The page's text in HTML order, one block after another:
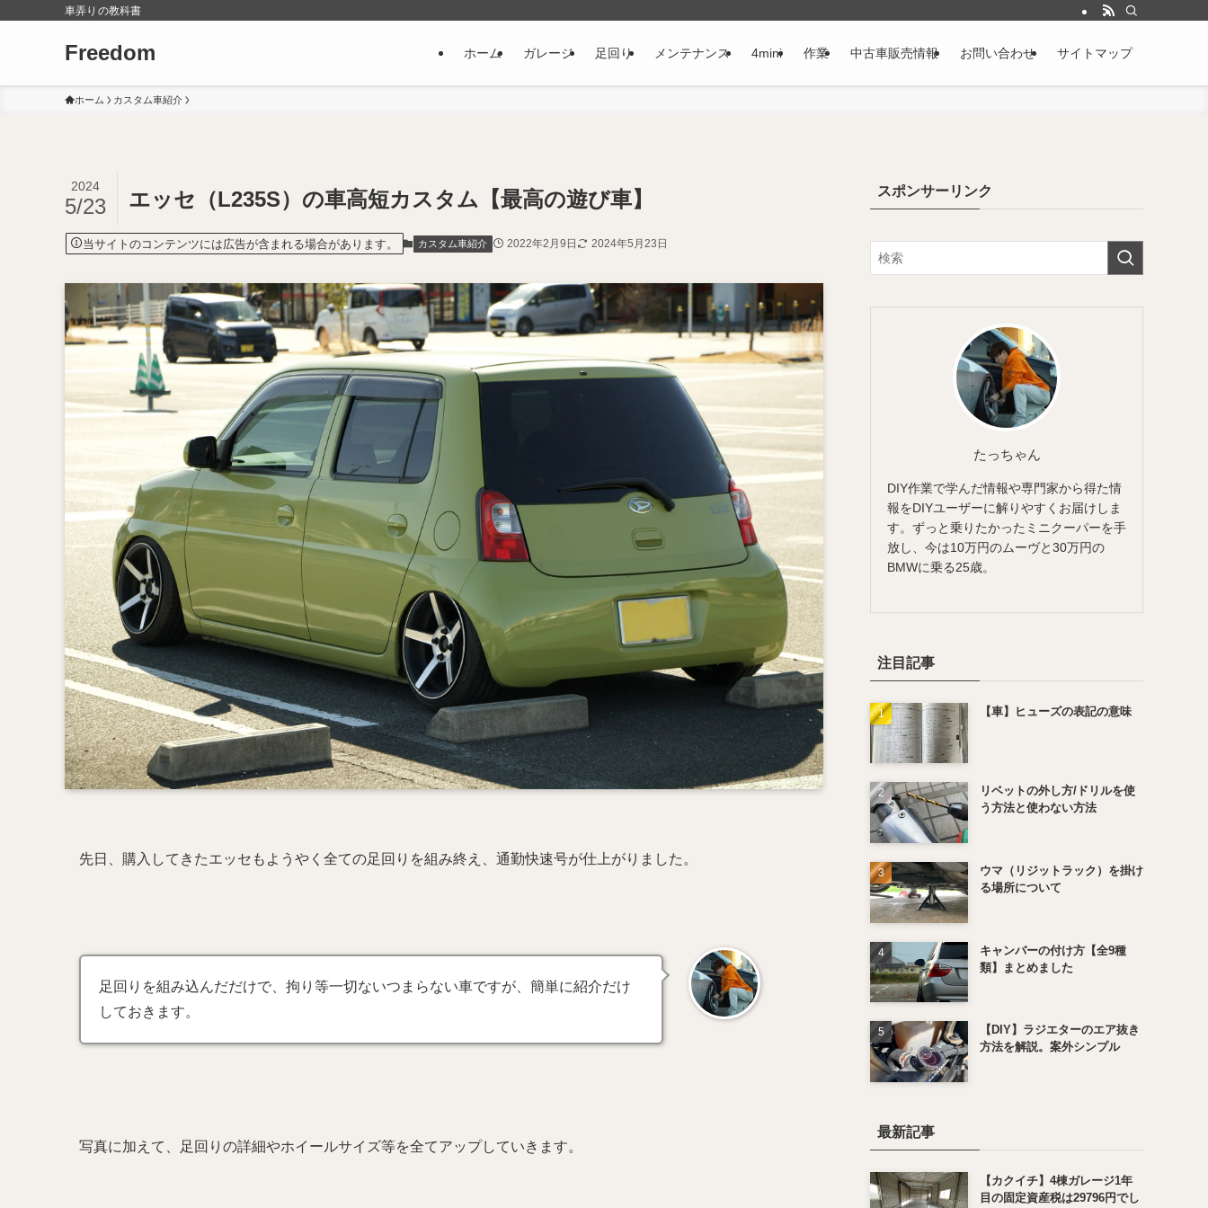
車弄りの教科書
Freedom ホーム ガレージ 足回り メンテナンス 4mini 作業 中古車販売情報 お問い合わせ サイトマップ
ホーム カスタム車紹介
エッセ（L235S）の車高短カスタム【最高の遊び車】
2024
5/23
当サイトのコンテンツには広告が含まれる場合があります。 カスタム車紹介 2022年2月9日 2024年5月23日
先日、購入してきたエッセもようやく全ての足回りを組み終え、通勤快速号が仕上がりました。
足回りを組み込んだだけで、拘り等一切ないつまらない車ですが、簡単に紹介だけ
しておきます。
写真に加えて、足回りの詳細やホイールサイズ等を全てアップしていきます。
スポンサーリンク
たっちゃん
DIY作業で学んだ情報や専門家から得た情
報をDIYユーザーに解りやすくお届けしま
す。ずっと乗りたかったミニクーパーを手
放し、今は10万円のムーヴと30万円の
BMWに乗る25歳。
注目記事
【車】ヒューズの表記の意味
リベットの外し方/ドリルを使
う方法と使わない方法
ウマ（リジットラック）を掛け
る場所について
キャンバーの付け方【全9種
類】まとめました
【DIY】ラジエターのエア抜き
方法を解説。案外シンプル
最新記事
【カクイチ】4棟ガレージ1年
目の固定資産税は29796円でし